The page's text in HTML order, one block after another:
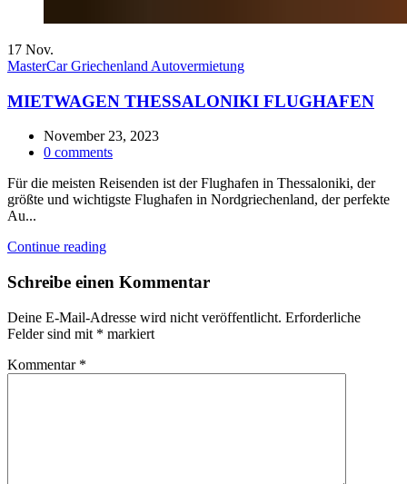
17 Nov.
MasterCar Griechenland Autovermietung
MIETWAGEN THESSALONIKI FLUGHAFEN
November 23, 2023
0 comments
Für die meisten Reisenden ist der Flughafen in Thessaloniki, der
größte und wichtigste Flughafen in Nordgriechenland, der perfekte
Au...
Continue reading
Schreibe einen Kommentar
Deine E-Mail-Adresse wird nicht veröffentlicht. Erforderliche
Felder sind mit * markiert
Kommentar *